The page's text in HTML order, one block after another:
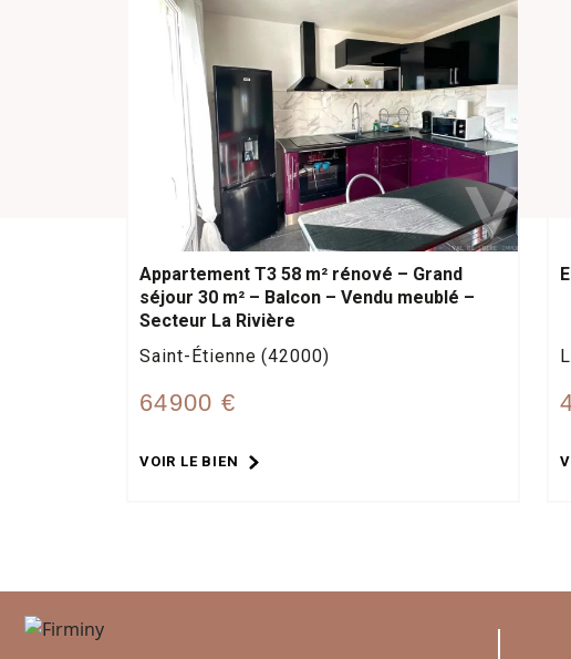
Appartement T3 58 m² rénové – Grand
séjour 30 m² – Balcon – Vendu meublé –
Secteur La Rivière
Saint-Étienne (42000)
64900 €
VOIR LE BIEN